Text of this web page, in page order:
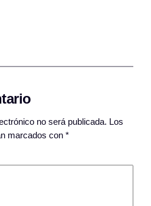
no será publicada. Los
marcados con*